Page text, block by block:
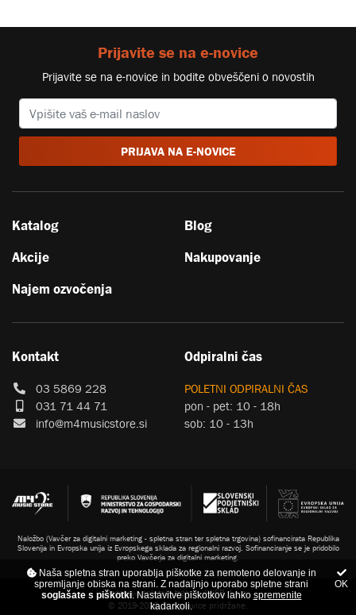
Prijavite se na e-novice
Prijavite se na e-novice in bodite obveščeni o novostih
PRIJAVA NA E-NOVICE
Katalog
Akcije
Najem ozvočenja
Blog
Nakupovanje
Kontakt
03 5869 228
031 71 44 71
info@m4musicstore.si
Odpiralni čas
POLETNI ODPIRALNI ČAS
pon - pet: 10 - 18h
sob: 10 - 13h
Naložbo (Vavčer za digitalni marketing - spletna stran ter spletna trgovina) sofinancirata Republika
Slovenija in Evropska unija iz Evropskega sklada za regionalni razvoj. Sofinanciranje se je pridobilo
preko Vavčerja za digitalni marketing.
Izdelava spletnih trgovin4WEB d.o.o.
© 2019-2026. Vse pravice pridržane.
Naša spletna stran uporablja piškotke za nemoteno delovanje in
spremljanje obiska na strani. Z nadaljnjo uporabo spletne strani
soglašate s piškotki. Nastavitve piškotkov lahko spremenite
kadarkoli.
OK